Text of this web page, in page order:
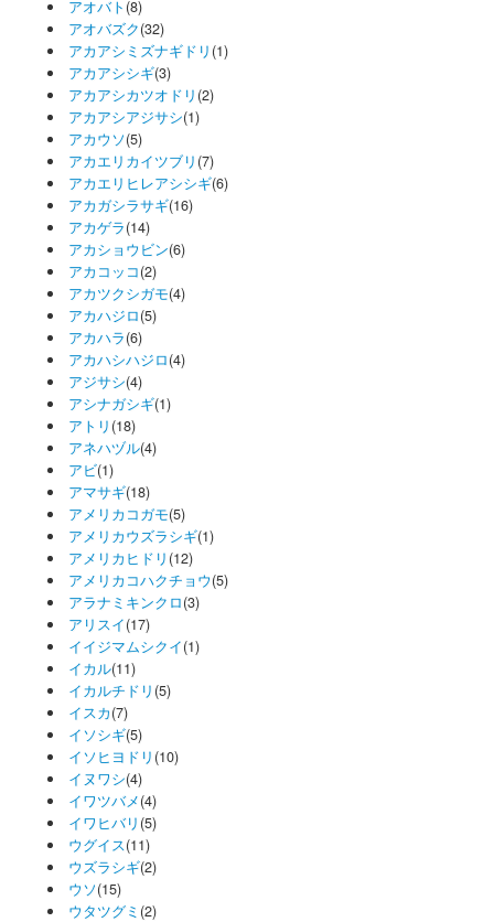
アオバト (8)
アオバズク(32)
アカアシミズナギドリ (1)
アカアシシギ(3)
アカアシカツオドリ (2)
アカアシアジサシ(1)
アカウソ(5)
アカエリカイツブリ (7)
アカエリヒレアシシギ(6)
アカガシラサギ(16)
アカゲラ(14)
アカショウビン(6)
アカコッコ(2)
アカツクシガモ(4)
アカハジロ(5)
アカハラ(6)
アカハシハジロ(4)
アジサシ(4)
アシナガシギ(1)
アトリ (18)
アネハヅル(4)
アビ(1)
アマサギ(18)
アメリカコガモ(5)
アメリカウズラシギ(1)
アメリカヒドリ (12)
アメリカコハクチョウ(5)
アラナミキンクロ(3)
アリスイ(17)
イイジマムシクイ(1)
イカル(11)
イカルチドリ (5)
イスカ(7)
イソシギ(5)
イソヒヨドリ (10)
イヌワシ(4)
イワツバメ(4)
イワヒバリ (5)
ウグイス(11)
ウズラシギ(2)
ウソ(15)
ウタツグミ (2)